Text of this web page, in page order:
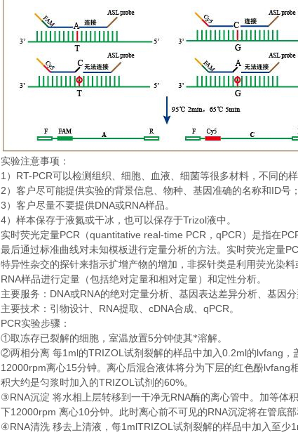
实验注意事项：
1 ） RT-PCR可以检测组织、细胞、血液、细菌等很多材料，不同的
2 ）客户尽可能提供实验的背景信息、物种、基因准确的名称和 ID号；
3 ）客户尽量不要提供DNA或RNA样品。
4）样本保存于液氮或干冰，也可以保存于Trizol液中。
实时荧光定量PCR （quantitative real-time PCR ， qPCR ）是指在
最后通过标准曲线对未知模板进行定量分析的方法。实时荧光定量
特异性杂交的探针来指示扩增产物的增加，非探针类是利用荧光染
RNA样品进行定量（包括绝对定量和相对定量）和定性分析。
主要服务： DNA或RNA的绝对定量分析、基因表达差异分析、基因分
主要技术：引物设计、 RNA提取、 cDNA合成、 qPCR。
PCR实验步骤：
①取冻存已裂解的细胞，室温放置5分钟使其*溶解。
②两相分离 每1ml的TRIZOL 试剂裂解的样品中加入0.2ml的lvfang
12000rpm离心15分钟。离心后混合液体将分为下层的红色酚lvfang
积大约是匀浆时加入的TRIZOL 试剂的60%。
③RNA沉淀 将水相上层转移到一干净无RNA酶的离心管中。加等体
下12000rpm 离心10分钟。此时离心前不可见的RNA沉淀将在管底部
④RNA清洗 移去上清液，每1mlTRIZOL 试剂裂解的样品中加入至少